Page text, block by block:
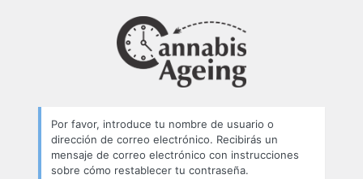
Por favor, introduce tu nombre de usuario o
dirección de correo electrónico. Recibirás un
mensaje de correo electrónico con instrucciones
sobre cómo restablecer tu contraseña.